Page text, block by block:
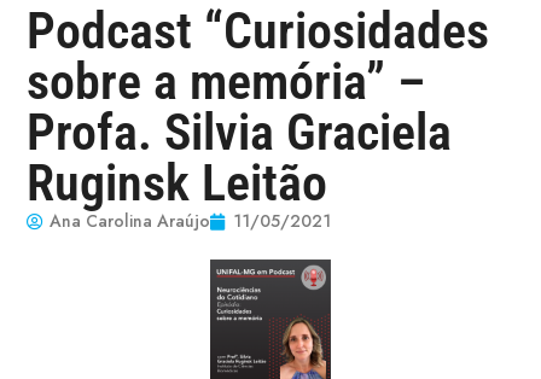
Podcast “Curiosidades
sobre a memória” –
Profa. Silvia Graciela
Ruginsk Leitão
Ana Carolina Araújo 11/05/2021